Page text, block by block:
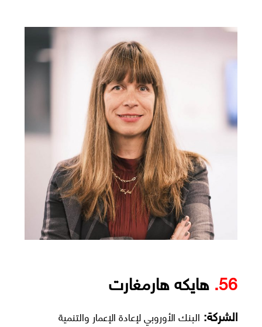
56. هايكه هارمغارت
الشركة: البنك الأوروبي لإعادة الإعمار والتنمية